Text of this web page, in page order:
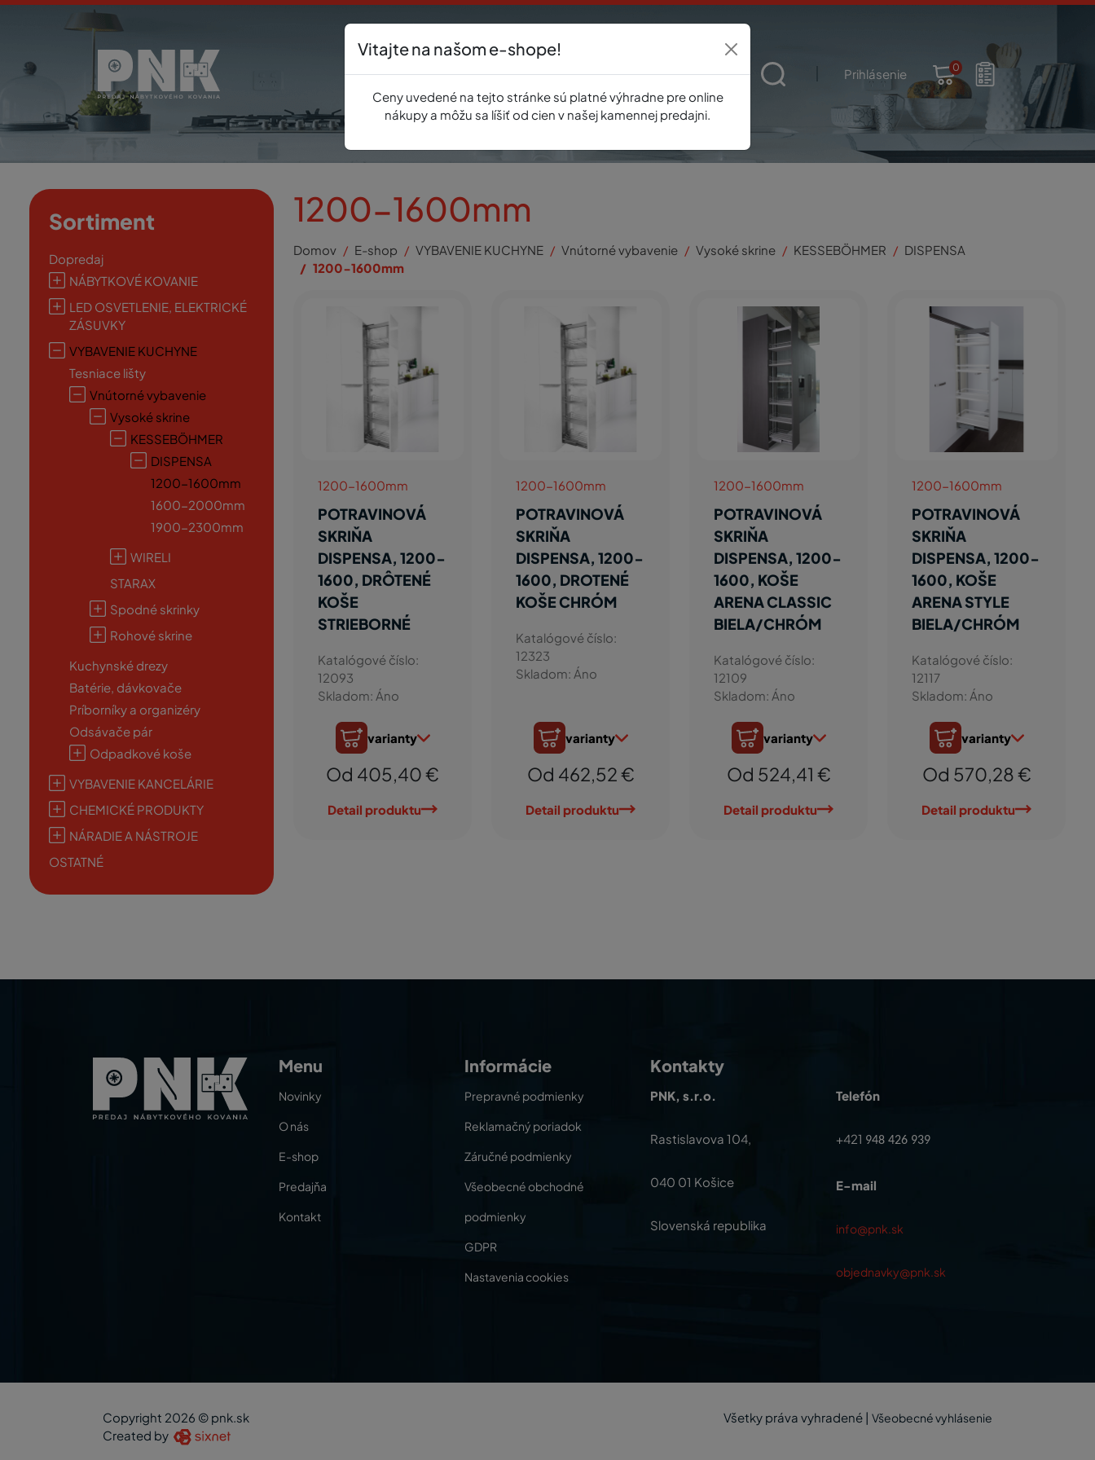
AkcieE-shopRegistráciaNovinkyO násPredajňaKontakt Prihlásenie 0
Sortiment
Dopredaj
NÁBYTKOVÉ KOVANIE
LED OSVETLENIE, ELEKTRICKÉ
ZÁSUVKY
VYBAVENIE KUCHYNE
Tesniace lišty
Vnútorné vybavenie
Vysoké skrine
KESSEBÖHMER
DISPENSA
1200-1600mm
1600-2000mm
1900-2300mm
WIRELI
STARAX
Spodné skrinky
Rohové skrine
Kuchynské drezy
Batérie, dávkovače
Príborníky a organizéry
Odsávače pár
Odpadkové koše
VYBAVENIE KANCELÁRIE
CHEMICKÉ PRODUKTY
NÁRADIE A NÁSTROJE
OSTATNÉ
1200-1600mm
Domov E-shop VYBAVENIE KUCHYNE Vnútorné vybavenie Vysoké skrine KESSEBÖHMER
DISPENSA
1200-1600mm
1200-1600mm
POTRAVINOVÁ
SKRIŇA
DISPENSA, 1200-
1600, DRÔTENÉ
KOŠE
STRIEBORNÉ
Katalógové číslo:
12093
Skladom: Áno
varianty
Od 405,40 €
Detail produktu
1200-1600mm
POTRAVINOVÁ
SKRIŇA
DISPENSA, 1200-
1600, DROTENÉ
KOŠE CHRÓM
Katalógové číslo:
12323
Skladom: Áno
varianty
Od 462,52 €
Detail produktu
1200-1600mm
POTRAVINOVÁ
SKRIŇA
DISPENSA, 1200-
1600, KOŠE
ARENA CLASSIC
BIELA/CHRÓM
Katalógové číslo:
12109
Skladom: Áno
varianty
Od 524,41 €
Detail produktu
1200-1600mm
POTRAVINOVÁ
SKRIŇA
DISPENSA, 1200-
1600, KOŠE
ARENA STYLE
BIELA/CHRÓM
Katalógové číslo:
12117
Skladom: Áno
varianty
Od 570,28 €
Detail produktu
Menu
Novinky
O nás
E-shop
Predajňa
Kontakt
Informácie
Prepravné podmienky
Reklamačný poriadok
Záručné podmienky
Všeobecné obchodné
podmienky
GDPR
Nastavenia cookies
Kontakty
PNK, s.r.o.
Rastislavova 104,
040 01 Košice
Slovenská republika
Telefón
+421 948 426 939
E-mail
info@pnk.sk
objednavky@pnk.sk
Copyright 2026 © pnk.sk
Created by
Všetky práva vyhradené | Všeobecné vyhlásenie
Vitajte na našom e-shope!
Ceny uvedené na tejto stránke sú platné výhradne pre online
nákupy a môžu sa líšiť od cien v našej kamennej predajni.